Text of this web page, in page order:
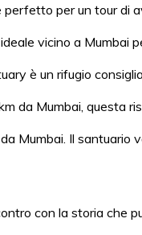
perfetto per un tour di
vicino a Mumbai
è un rifugio
da Mumbai, questa
Mumbai. Il santuario
con la storia che